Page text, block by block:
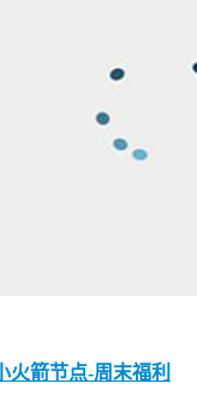
火箭节点-周末福利